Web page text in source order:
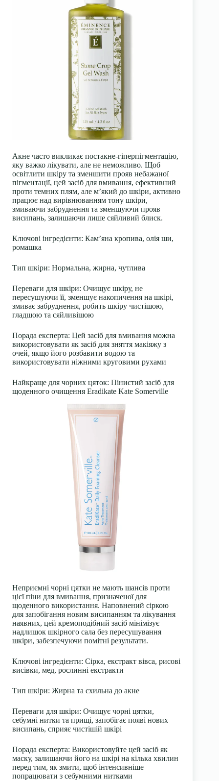
Акне часто викликає постакне-гіперпігментацію,
яку важко лікувати, але не неможливо. Щоб
освітлити шкіру та зменшити прояв небажаної
пігментації, цей засіб для вмивання, ефективний
проти темних плям, але м’який до шкіри, активно
працює над вирівнюванням тону шкіри,
змиваючи забруднення та зменшуючи прояв
висипань, залишаючи лише сяйливий блиск.
Ключові інгредієнти: Кам’яна кропива, олія ши,
ромашка
Тип шкіри: Нормальна, жирна, чутлива
Переваги для шкіри: Очищує шкіру, не
пересушуючи її, зменшує накопичення на шкірі,
змиває забруднення, робить шкіру чистішою,
гладшою та сяйливішою
Порада експерта: Цей засіб для вмивання можна
використовувати як засіб для зняття макіяжу з
очей, якщо його розбавити водою та
використовувати ніжними круговими рухами
Найкраще для чорних цяток: Пінистий засіб для
щоденного очищення Eradikate Kate Somerville
Неприємні чорні цятки не мають шансів проти
цієї піни для вмивання, призначеної для
щоденного використання. Наповнений сіркою
для запобігання новим висипанням та лікування
наявних, цей кремоподібний засіб мінімізує
надлишок шкірного сала без пересушування
шкіри, забезпечуючи помітні результати.
Ключові інгредієнти: Сірка, екстракт вівса, рисові
висівки, мед, рослинні екстракти
Тип шкіри: Жирна та схильна до акне
Переваги для шкіри: Очищує чорні цятки,
себумні нитки та прищі, запобігає появі нових
висипань, сприяє чистішій шкірі
Порада експерта: Використовуйте цей засіб як
маску, залишаючи його на шкірі на кілька хвилин
перед тим, як змити, щоб інтенсивніше
попрацювати з себумними нитками